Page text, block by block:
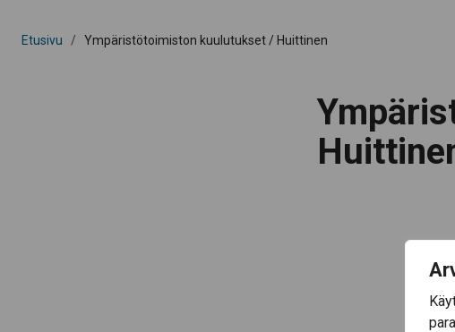
Etusivu / Ympäristötoimiston kuulutukset / Huittinen